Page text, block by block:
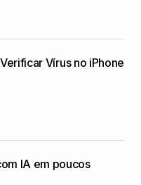
Vírus no iPhone
IA em poucos